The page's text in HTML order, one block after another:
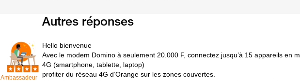
Autres réponses
Ambassadeur
Hello bienvenue
Avec le modem Domino à seulement 20.000 F, connectez jusqu’à 15 appareils en
4G (smartphone, tablette, laptop)
profiter du réseau 4G d’Orange sur les zones couvertes.